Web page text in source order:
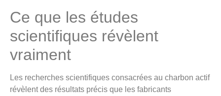
Ce que les études
scientifiques révèlent
vraiment
Les recherches scientifiques consacrées au charbon actif
révèlent des résultats précis que les fabricants